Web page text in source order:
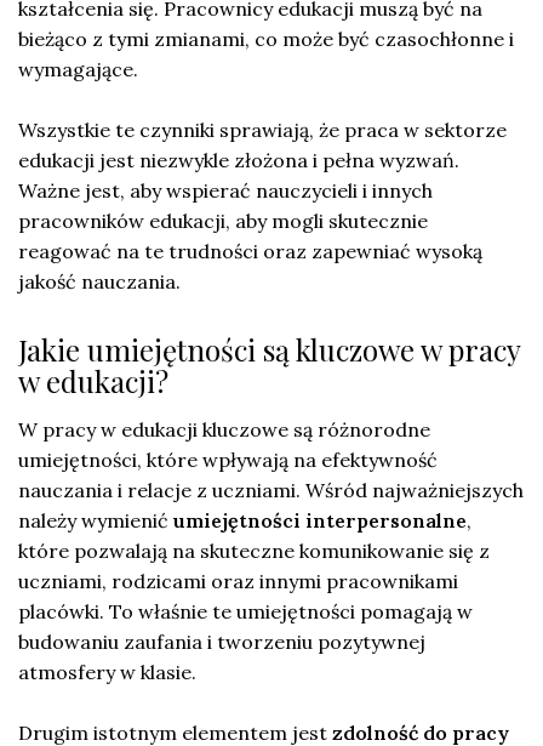
kształcenia się. Pracownicy edukacji muszą być na
bieżąco z tymi zmianami, co może być czasochłonne i
wymagające.
Wszystkie te czynniki sprawiają, że praca w sektorze
edukacji jest niezwykle złożona i pełna wyzwań.
Ważne jest, aby wspierać nauczycieli i innych
pracowników edukacji, aby mogli skutecznie
reagować na te trudności oraz zapewniać wysoką
jakość nauczania.
Jakie umiejętności są kluczowe w pracy
w edukacji?
W pracy w edukacji kluczowe są różnorodne
umiejętności, które wpływają na efektywność
nauczania i relacje z uczniami. Wśród najważniejszych
należy wymienić umiejętności interpersonalne,
które pozwalają na skuteczne komunikowanie się z
uczniami, rodzicami oraz innymi pracownikami
placówki. To właśnie te umiejętności pomagają w
budowaniu zaufania i tworzeniu pozytywnej
atmosfery w klasie.
Drugim istotnym elementem jest zdolność do pracy